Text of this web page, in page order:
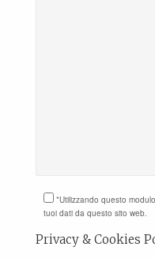
*Utilizzando questo
tuoi dati da questo sito web.
Privacy & Cookies